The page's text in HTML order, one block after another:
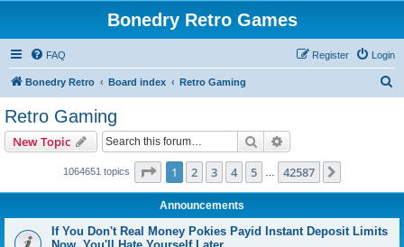
Bonedry Retro Games
FAQ Login
Register
Bonedry Retro Board index Retro Gaming
Retro Gaming
New Topic Search
1064651 topics Page 1of 42587
1 2 3 4 5 42587
Announcements
If You Don't Real Money Pokies Payid Instant Deposit Limits